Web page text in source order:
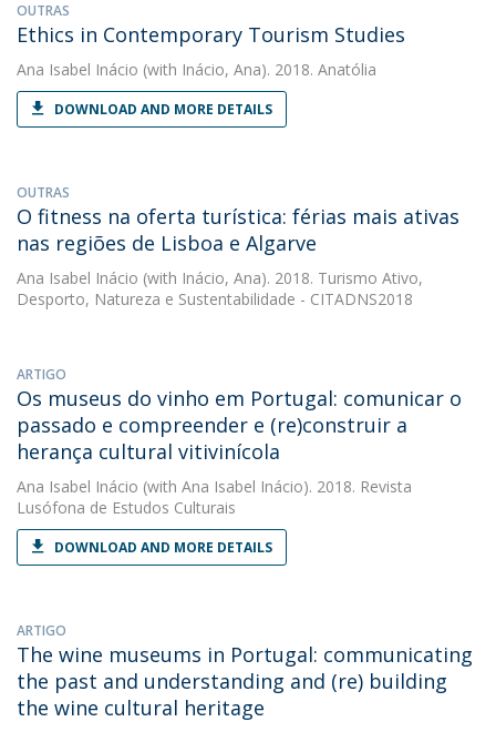
OUTRAS
Ethics in Contemporary Tourism Studies
Ana Isabel Inácio (with Inácio, Ana). 2018. Anatólia
DOWNLOAD AND MORE DETAILS
OUTRAS
O fitness na oferta turística: férias mais ativas
nas regiões de Lisboa e Algarve
Ana Isabel Inácio (with Inácio, Ana). 2018. Turismo Ativo,
Desporto, Natureza e Sustentabilidade - CITADNS2018
ARTIGO
Os museus do vinho em Portugal: comunicar o
passado e compreender e (re)construir a
herança cultural vitivinícola
Ana Isabel Inácio (with Ana Isabel Inácio). 2018. Revista
Lusófona de Estudos Culturais
DOWNLOAD AND MORE DETAILS
ARTIGO
The wine museums in Portugal: communicating
the past and understanding and (re) building
the wine cultural heritage